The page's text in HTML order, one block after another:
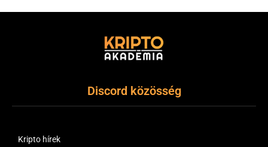
Discord közösség
Kripto hírek